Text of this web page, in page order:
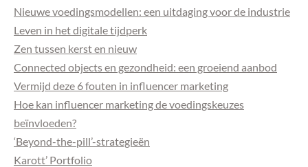
Nieuwe voedingsmodellen: een uitdaging voor de industrie
Leven in het digitale tijdperk
Zen tussen kerst en nieuw
Connected objects en gezondheid: een groeiend aanbod
Vermijd deze 6 fouten in influencer marketing
Hoe kan influencer marketing de voedingskeuzes
beïnvloeden?
‘Beyond-the-pill’-strategieën
Karott’ Portfolio